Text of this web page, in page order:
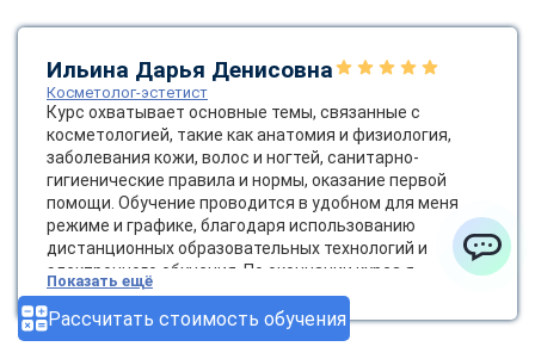
Рассчитать стоимость обучения
Ильина Дарья Денисовна
Косметолог-эстетист
Курс охватывает основные темы, связанные с
косметологией, такие как анатомия и физиология,
заболевания кожи, волос и ногтей, санитарно-
гигиенические правила и нормы, оказание первой
помощи. Обучение проводится в удобном для меня
режиме и графике, благодаря использованию
дистанционных образовательных технологий и
электронного обучения. По окончании курса я
получила диплом государственного образца, который
позволяет мне работать косметологом-эстетистом.
Это открывает новые возможности для карьерного
Показать ещё